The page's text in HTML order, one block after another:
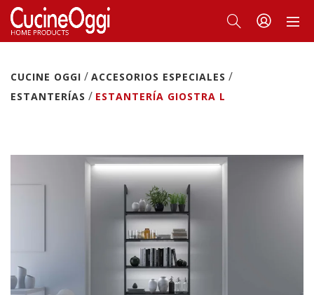
CUCINE OGGI / ACCESORIOS ESPECIALES /
ESTANTERÍAS / ESTANTERÍA GIOSTRA L